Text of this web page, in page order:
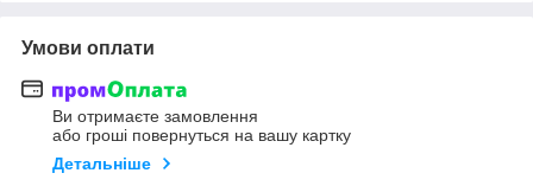
Умови оплати
Ви отримаєте замовлення
або гроші повернуться на вашу картку
Детальніше